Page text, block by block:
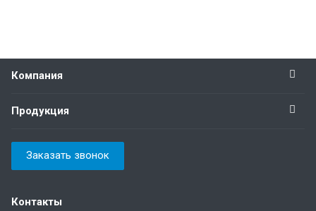
Компания
Продукция
Заказать звонок
Контакты